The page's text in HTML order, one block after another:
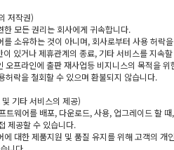
저작권)
모든 권리는 회사에게 귀속합니다.
소유하는 것이 아니며, 회사로부터 사용 허락
있거나 제휴관계의 종료, 기타 서비스를 지속
오프라인에 출판 재사업등 비지니스의 목적을 위
허락을 철회할 수 있으며 환불되지 않습니다.
기타 서비스의 제공)
웨어를 배포, 다운로드, 사용, 업그레이드 할
제공할 수 있습니다.
대한 제품지원 및 품질 유지를 위해 고객의 개